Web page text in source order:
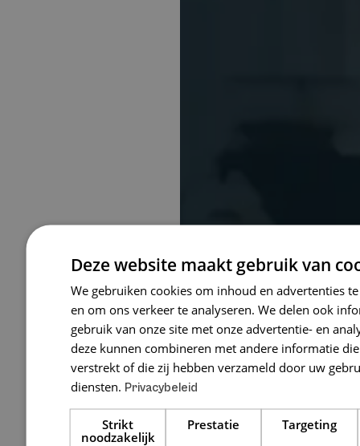
Advocaten
Vondellaan 51,
Bekijk 1 vacature
Deze website maakt gebruik van
We gebruiken cookies om inhoud en advertenties
en om ons verkeer te analyseren. We delen ook
gebruik van onze site met onze advertentie- en
deze kunnen combineren met andere informatie
verstrekt of die zij hebben verzameld door uw
diensten. Privacybeleid
Strikt
noodzakelijk
Prestatie Targeting